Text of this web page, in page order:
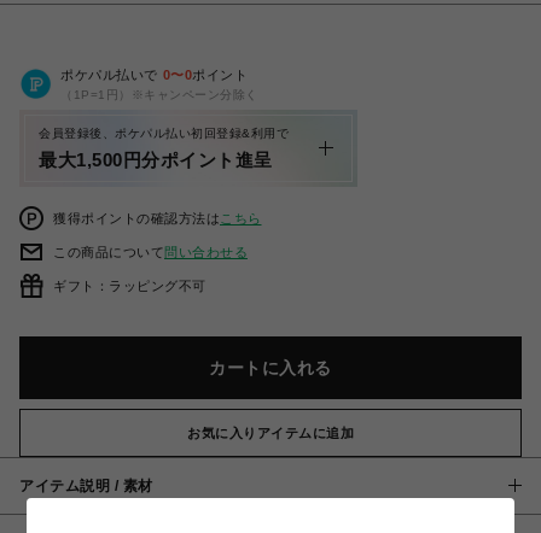
ポケパル払いで 0〜0ポイント
（1P=1円）※キャンペーン分除く
会員登録後、ポケパル払い初回登録&利用で
最大1,500円分ポイント進呈
獲得ポイントの確認方法は こちら
この商品について問い合わせる
ギフト：ラッピング不可
カートに入れる
お気に入りアイテムに追加
アイテム説明 / 素材